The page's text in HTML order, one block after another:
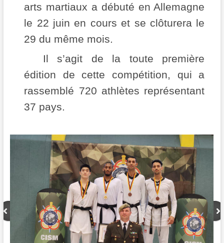
arts martiaux a débuté en Allemagne
le 22 juin en cours et se clôturera le
29 du même mois.
Il s’agit de la toute première
édition de cette compétition, qui a
rassemblé 720 athlètes représentant
37 pays.